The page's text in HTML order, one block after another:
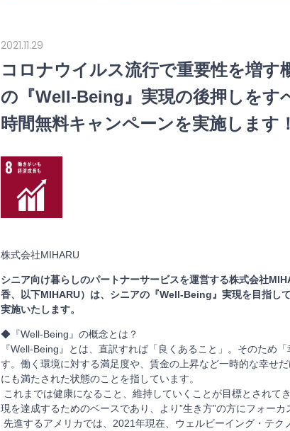
2021.11.29
コロナウイルス流行で重要性を増
の『Well-Being』実現の後押しをす
時間無料キャンペーンを実施します！
株式会社MIHARU
シニア向け暮らしのパートナーサービスを運営する株式会社
香、以下MIHARU）は、シニアの『Well-Being』実現を目指し
実施いたします。
◆『Well-Being』の概念とは？
『Well-Being』とは、直訳すれば「良くあること」。そのため
す。働く環境に対する満足度や、賃金の上昇など一時的な幸せ
にも満たされた状態のことを指しています。
これまでは健康になること、維持していくことが目標とされて
現を達成するためのベースであり、より”生き方”の方にフォーカ
先進するアメリカでは、2021年現在、ウェルビーイング・テ